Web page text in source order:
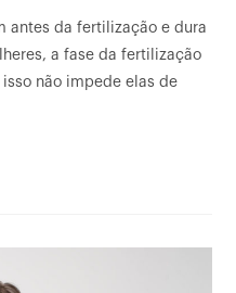
antes da fertilização e dura
a fase da fertilização
não impede elas de